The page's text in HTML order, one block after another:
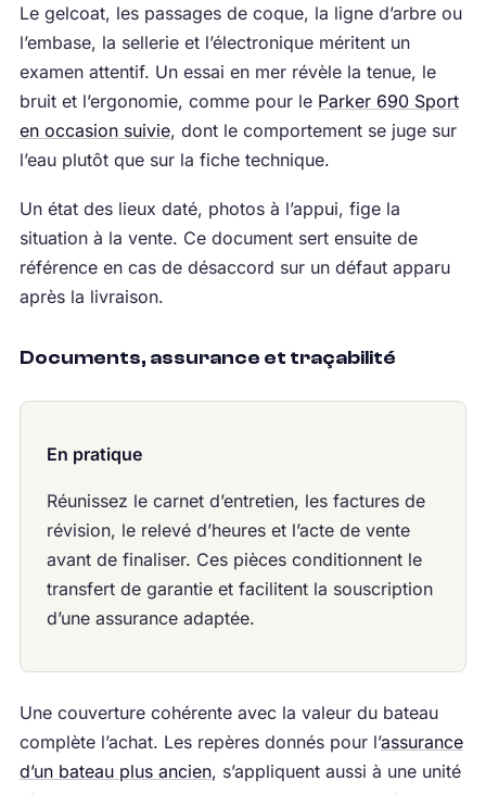
Le gelcoat, les passages de coque, la ligne d’arbre ou
l’embase, la sellerie et l’électronique méritent un
examen attentif. Un essai en mer révèle la tenue, le
bruit et l’ergonomie, comme pour le Parker 690 Sport
en occasion suivie, dont le comportement se juge sur
l’eau plutôt que sur la fiche technique.
Un état des lieux daté, photos à l’appui, fige la
situation à la vente. Ce document sert ensuite de
référence en cas de désaccord sur un défaut apparu
après la livraison.
Documents, assurance et traçabilité
En pratique
Réunissez le carnet d’entretien, les factures de
révision, le relevé d’heures et l’acte de vente
avant de finaliser. Ces pièces conditionnent le
transfert de garantie et facilitent la souscription
d’une assurance adaptée.
Une couverture cohérente avec la valeur du bateau
complète l’achat. Les repères donnés pour l’assurance
d’un bateau plus ancien, s’appliquent aussi à une unité